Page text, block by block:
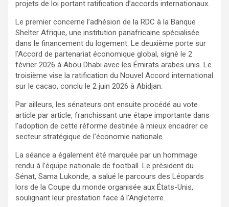
projets de loi portant ratification d’accords internationaux.
Le premier concerne l’adhésion de la RDC à la Banque
Shelter Afrique, une institution panafricaine spécialisée
dans le financement du logement. Le deuxième porte sur
l’Accord de partenariat économique global, signé le 2
février 2026 à Abou Dhabi avec les Émirats arabes unis. Le
troisième vise la ratification du Nouvel Accord international
sur le cacao, conclu le 2 juin 2026 à Abidjan.
Par ailleurs, les sénateurs ont ensuite procédé au vote
article par article, franchissant une étape importante dans
l’adoption de cette réforme destinée à mieux encadrer ce
secteur stratégique de l’économie nationale.
La séance a également été marquée par un hommage
rendu à l’équipe nationale de football. Le président du
Sénat, Sama Lukonde, a salué le parcours des Léopards
lors de la Coupe du monde organisée aux États-Unis,
soulignant leur prestation face à l’Angleterre.